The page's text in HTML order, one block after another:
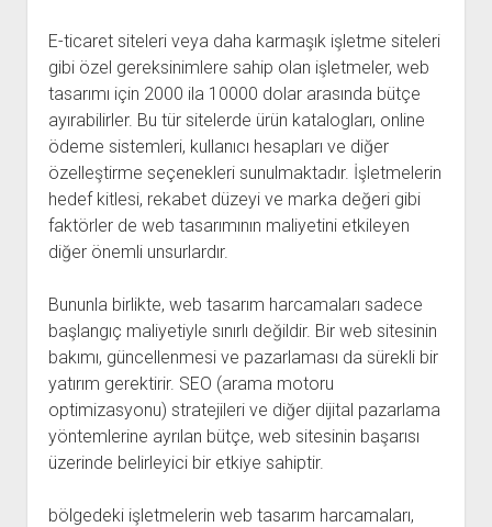
E-ticaret siteleri veya daha karmaşık işletme siteleri
gibi özel gereksinimlere sahip olan işletmeler, web
tasarımı için 2000 ila 10000 dolar arasında bütçe
ayırabilirler. Bu tür sitelerde ürün katalogları, online
ödeme sistemleri, kullanıcı hesapları ve diğer
özelleştirme seçenekleri sunulmaktadır. İşletmelerin
hedef kitlesi, rekabet düzeyi ve marka değeri gibi
faktörler de web tasarımının maliyetini etkileyen
diğer önemli unsurlardır.
Bununla birlikte, web tasarım harcamaları sadece
başlangıç maliyetiyle sınırlı değildir. Bir web sitesinin
bakımı, güncellenmesi ve pazarlaması da sürekli bir
yatırım gerektirir. SEO (arama motoru
optimizasyonu) stratejileri ve diğer dijital pazarlama
yöntemlerine ayrılan bütçe, web sitesinin başarısı
üzerinde belirleyici bir etkiye sahiptir.
bölgedeki işletmelerin web tasarım harcamaları,